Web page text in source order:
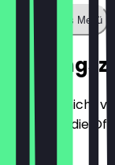
Zeige ganzes Menü
Damit du nicht
halten wir die